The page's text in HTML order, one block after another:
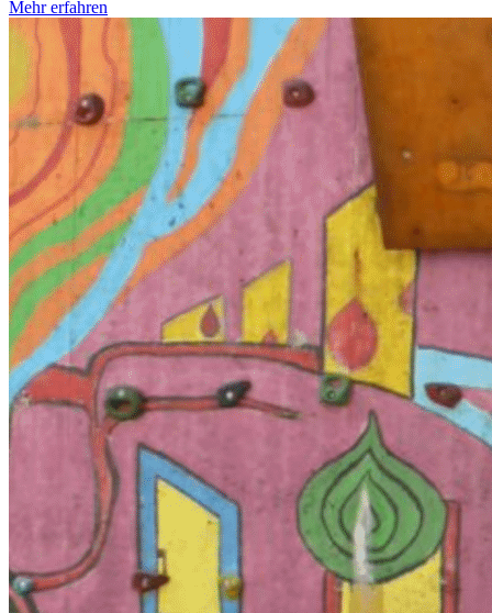
Mehr erfahren